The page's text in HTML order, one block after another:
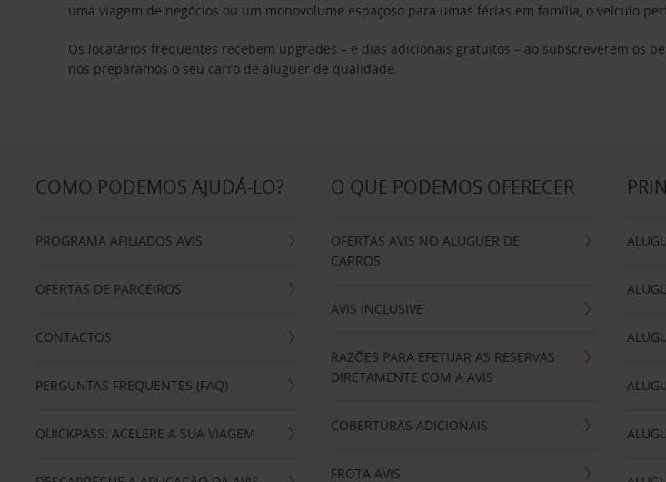
uma viagem de negócios ou um monovolume espaçoso para umas férias em família, o veículo
Os locatários frequentes recebem upgrades – e dias adicionais gratuitos – ao subscreverem os
nós preparamos o seu carro de aluguer de qualidade.
COMO PODEMOS AJUDÁ-LO?
PROGRAMA AFILIADOS AVIS
OFERTAS DE PARCEIROS
CONTACTOS
PERGUNTAS FREQUENTES (FAQ)
QUICKPASS: ACELERE A SUA VIAGEM
O QUE PODEMOS OFERECER
OFERTAS AVIS NO ALUGUER DE
CARROS
AVIS INCLUSIVE
RAZÕES PARA EFETUAR AS RESERVAS
DIRETAMENTE COM A AVIS
COBERTURAS ADICIONAIS
FROTA AVIS